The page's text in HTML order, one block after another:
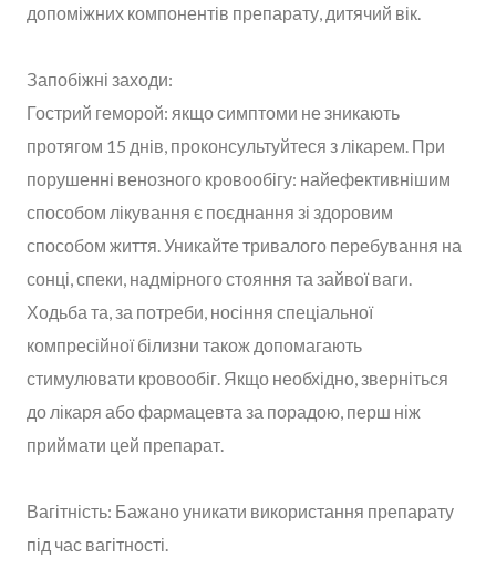
допоміжних компонентів препарату, дитячий вік.
Запобіжні заходи:
Гострий геморой: якщо симптоми не зникають
протягом 15 днів, проконсультуйтеся з лікарем. При
порушенні венозного кровообігу: найефективнішим
способом лікування є поєднання зі здоровим
способом життя. Уникайте тривалого перебування на
сонці, спеки, надмірного стояння та зайвої ваги.
Ходьба та, за потреби, носіння спеціальної
компресійної білизни також допомагають
стимулювати кровообіг. Якщо необхідно, зверніться
до лікаря або фармацевта за порадою, перш ніж
приймати цей препарат.
Вагітність: Бажано уникати використання препарату
під час вагітності.